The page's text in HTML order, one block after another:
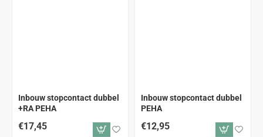
Inbouw stopcontact dubbel
+RA PEHA
€17,45
Inbouw stopcontact dubbel
PEHA
€12,95